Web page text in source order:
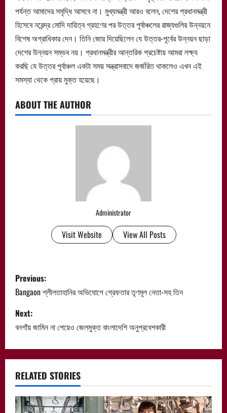
পর্যন্ত আমাদের সমৃদ্ধি আসবে না। মুখ্যমন্ত্রী আরও বলেন, দেশের প্রধানমন্ত্রী
হিসেবে নরেন্দ্র মোদি দায়িত্ব গ্রহণের পর উত্তর পূর্বাঞ্চলের রাজ্যগুলির উন্নয়নে
বিশেষ অগ্রাধিকার দেন। তিনি জোর দিয়েছিলেন যে উত্তর-পূর্বের উন্নয়ন ছাড়া
দেশের উন্নয়ন সম্ভব নয়। প্রধানমন্ত্রীর আন্তরিক প্রচেষ্টায় আমরা লক্ষ্য
করছি যে উত্তর পূর্বাঞ্চল একটা সময় সন্ত্রাসবাদে জর্জরিত থাকলেও এখন এই
সমস্যা থেকে প্রায় মুক্ত হয়েছে।
ABOUT THE AUTHOR
Administrator
Visit Website View All Posts
P
o
s
t
n
a
v
Previous:
Bangaon শ্লীলতাহানির অভিযোগে গ্রেফতার তৃণমূল নেতা-সহ তিন
Next:
বনগাঁয় জামিন না পেয়েও জেলমুক্ত বাংলাদেশি অনুপ্রবেশকারী
RELATED STORIES